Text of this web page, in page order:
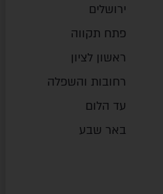
ירושלים
פתח תקווה
ראשון לציון
רחובות והשפלה
עד הלום
באר שבע